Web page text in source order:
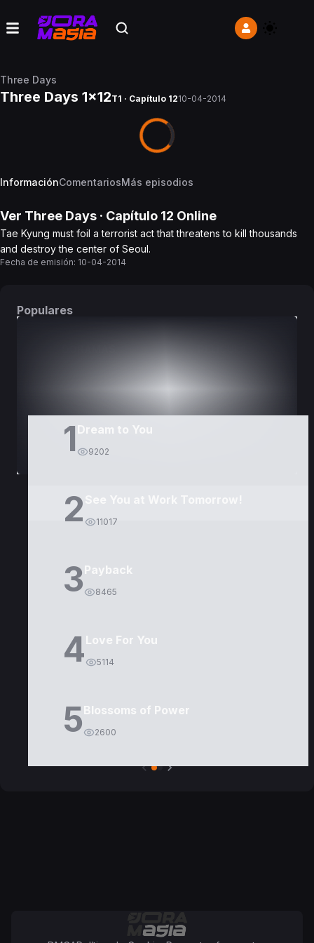
Three Days
Three Days 1x12T1 · Capítulo 1210-04-2014
InformaciónComentariosMás episodios
Ver Three Days · Capítulo 12 Online
Tae Kyung must foil a terrorist act that threatens to kill thousands
and destroy the center of Seoul.
Fecha de emisión: 10-04-2014
Populares
1 Dream to You
9202
2 11017
3Payback
8465
4Love For You
5114
5Blossoms of Power
2600